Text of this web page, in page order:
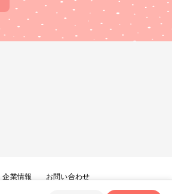
企業情報 お問い合わせ